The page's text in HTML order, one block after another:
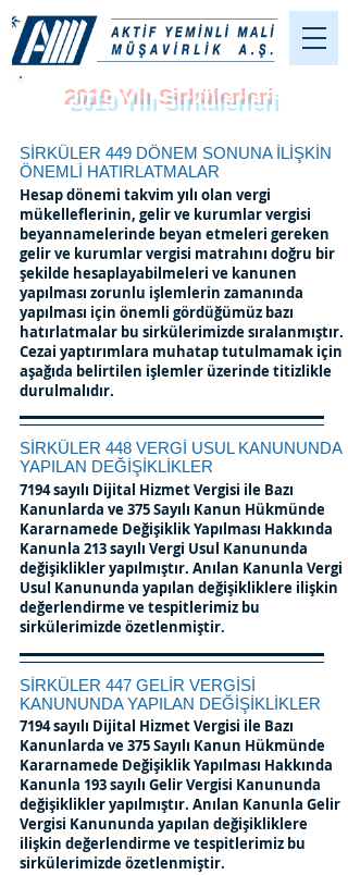
2019 Yılı Sirkülerleri
SİRKÜLER 449 DÖNEM SONUNA İLİŞKİN
ÖNEMLİ HATIRLATMALAR
Hesap dönemi takvim yılı olan vergi
mükelleflerinin, gelir ve kurumlar vergisi
beyannamelerinde beyan etmeleri gereken
gelir ve kurumlar vergisi matrahını doğru bir
şekilde hesaplayabilmeleri ve kanunen
yapılması zorunlu işlemlerin zamanında
yapılması için önemli gördüğümüz bazı
hatırlatmalar bu sirkülerimizde sıralanmıştır.
Cezai yaptırımlara muhatap tutulmamak için
aşağıda belirtilen işlemler üzerinde titizlikle
durulmalıdır.
SİRKÜLER 448 VERGİ USUL KANUNUNDA
YAPILAN DEĞİŞİKLİKLER
7194 sayılı Dijital Hizmet Vergisi ile Bazı
Kanunlarda ve 375 Sayılı Kanun Hükmünde
Kararnamede Değişiklik Yapılması Hakkında
Kanunla 213 sayılı Vergi Usul Kanununda
değişiklikler yapılmıştır. Anılan Kanunla Vergi
Usul Kanununda yapılan değişikliklere ilişkin
değerlendirme ve tespitlerimiz bu
sirkülerimizde özetlenmiştir.
SİRKÜLER 447 GELİR VERGİSİ
KANUNUNDA YAPILAN DEĞİŞİKLİKLER
7194 sayılı Dijital Hizmet Vergisi ile Bazı
Kanunlarda ve 375 Sayılı Kanun Hükmünde
Kararnamede Değişiklik Yapılması Hakkında
Kanunla 193 sayılı Gelir Vergisi Kanununda
değişiklikler yapılmıştır. Anılan Kanunla Gelir
Vergisi Kanununda yapılan değişikliklere
ilişkin değerlendirme ve tespitlerimiz bu
sirkülerimizde özetlenmiştir.